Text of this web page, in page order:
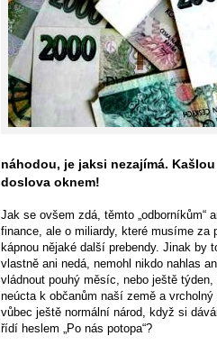
náhodou, je jaksi nezajímá.
doslova oknem!
Jak se ovšem zdá, těmto „odborníkům“
finance, ale o miliardy, které musíme za
kápnou nějaké další prebendy. Jinak
vlastně ani nedá, nemohl nikdo nahlas
vládnout pouhý měsíc, nebo ještě
neúcta k občanům naší země a
vůbec ještě normální národ, když si
řídí heslem „Po nás potopa“?